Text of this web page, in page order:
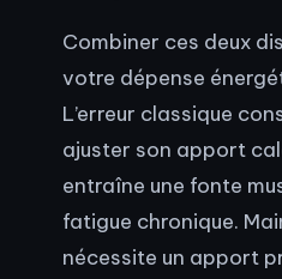
Combiner ces deux
votre dépense
L’erreur classique
ajuster son apport
entraîne une fonte
fatigue chronique.
nécessite un apport